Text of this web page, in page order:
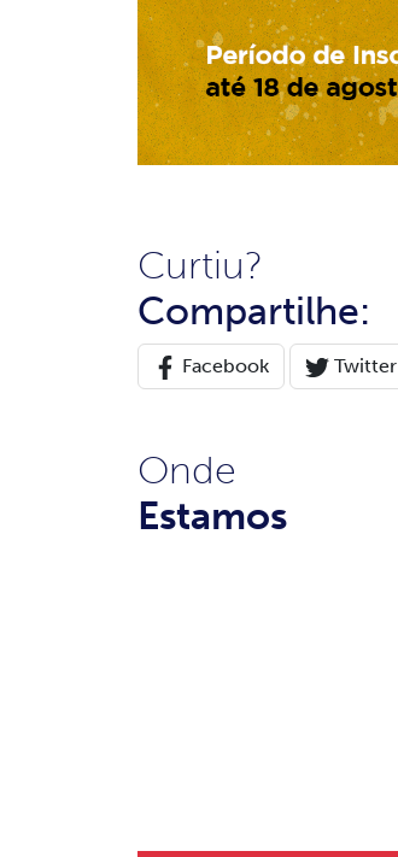
Curtiu?
Compartilhe:
Facebook Twitter
Onde
Estamos